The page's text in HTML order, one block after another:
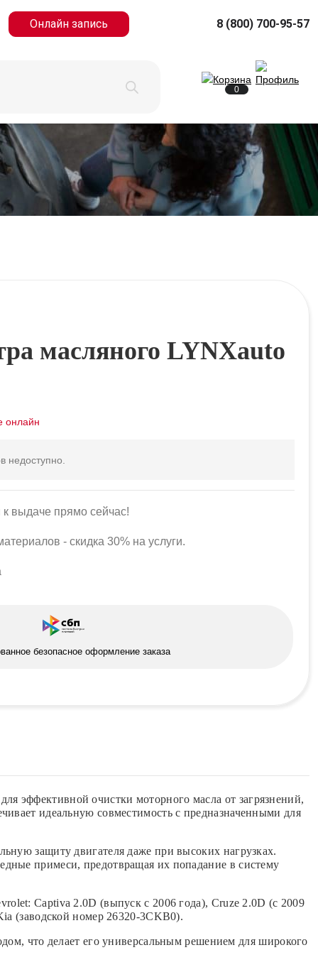
Онлайн запись 8 (800) 700-95-57
0
масляного LYNXauto
недоступно.
выдаче прямо сейчас!
- скидка 30% на услуги.
безопасное оформление заказа
эффективной очистки моторного масла от загрязнений,
идеальную совместимость с предназначенными для
защиту двигателя даже при высоких нагрузках.
примеси, предотвращая их попадание в систему
Captiva 2.0D (выпуск с 2006 года), Cruze 2.0D (с 2009
(заводской номер 26320-3CKB0).
что делает его универсальным решением для широкого